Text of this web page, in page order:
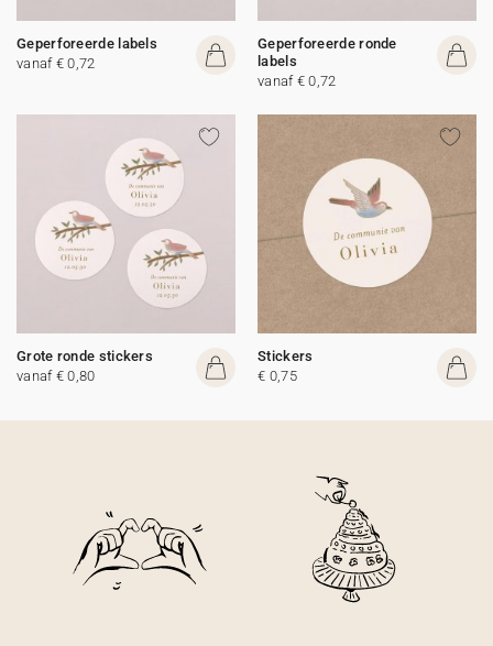
Geperforeerde labels
vanaf € 0,72
Geperforeerde ronde
labels
vanaf € 0,72
Grote ronde stickers
vanaf € 0,80
Stickers
€ 0,75